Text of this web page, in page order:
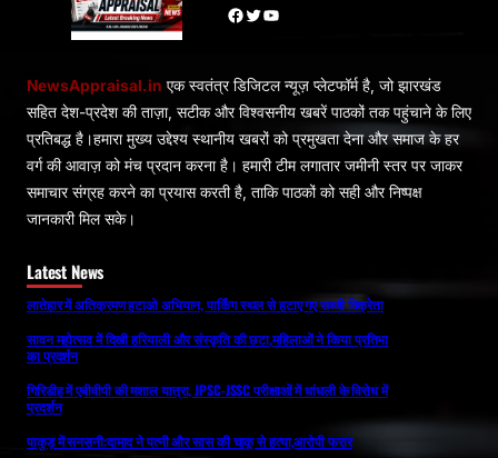
Facebook Twitter YouTube
NewsAppraisal.in एक स्वतंत्र डिजिटल न्यूज़ प्लेटफॉर्म है, जो झारखंड
सहित देश-प्रदेश की ताज़ा, सटीक और विश्वसनीय खबरें पाठकों तक पहुंचाने के लिए
प्रतिबद्ध है।हमारा मुख्य उद्देश्य स्थानीय खबरों को प्रमुखता देना और समाज के हर
वर्ग की आवाज़ को मंच प्रदान करना है। हमारी टीम लगातार जमीनी स्तर पर जाकर
समाचार संग्रह करने का प्रयास करती है, ताकि पाठकों को सही और निष्पक्ष
जानकारी मिल सके।
Latest News
लातेहार में अतिक्रमण हटाओ अभियान, पार्किंग स्थल से हटाए गए सब्जी विक्रेता
सावन महोत्सव में दिखी हरियाली और संस्कृति की छटा,महिलाओं ने किया प्रतिभा
का प्रदर्शन
गिरिडीह में एबीवीपी की मशाल यात्रा, JPSC-JSSC परीक्षाओं में धांधली के विरोध में
प्रदर्शन
पाकुड़ में सनसनी:दामाद ने पत्नी और सास की चाकू से हत्या,आरोपी फरार